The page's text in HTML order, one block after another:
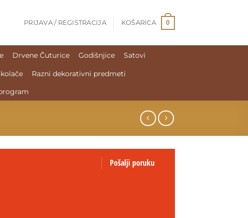
PRIJAVA / REGISTRACIJA KOŠARICA 0
Drvene Čuturice Godišnjice Satovi
Razni dekorativni predmeti
Pošalji poruku